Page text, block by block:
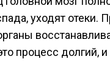
уходят отеки.
процесс долгий,